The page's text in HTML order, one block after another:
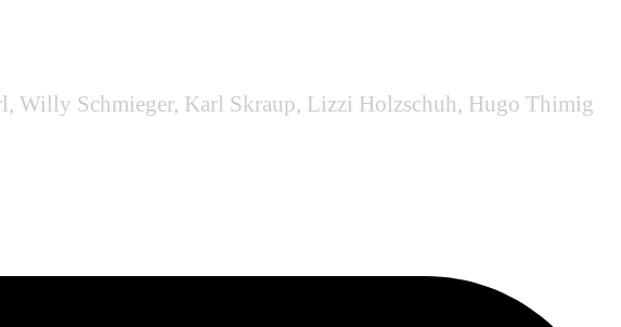
Willy Schmieger, Karl Skraup, Lizzi Holzschuh, Hugo Thimig